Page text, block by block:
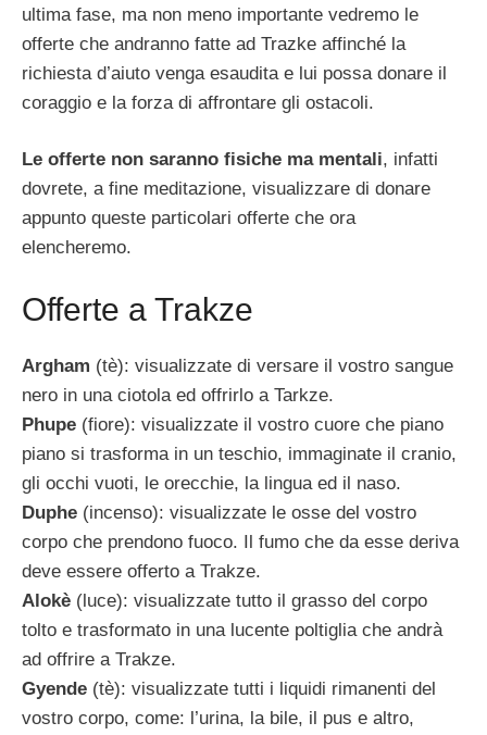
ultima fase, ma non meno importante vedremo le
offerte che andranno fatte ad Trazke affinché la
richiesta d’aiuto venga esaudita e lui possa donare il
coraggio e la forza di affrontare gli ostacoli.
Le offerte non saranno fisiche ma mentali, infatti
dovrete, a fine meditazione, visualizzare di donare
appunto queste particolari offerte che ora
elencheremo.
Offerte a Trakze
Argham (tè): visualizzate di versare il vostro sangue
nero in una ciotola ed offrirlo a Tarkze.
Phupe (fiore): visualizzate il vostro cuore che piano
piano si trasforma in un teschio, immaginate il cranio,
gli occhi vuoti, le orecchie, la lingua ed il naso.
Duphe (incenso): visualizzate le osse del vostro
corpo che prendono fuoco. Il fumo che da esse deriva
deve essere offerto a Trakze.
Alokè (luce): visualizzate tutto il grasso del corpo
tolto e trasformato in una lucente poltiglia che andrà
ad offrire a Trakze.
Gyende (tè): visualizzate tutti i liquidi rimanenti del
vostro corpo, come: l’urina, la bile, il pus e altro,